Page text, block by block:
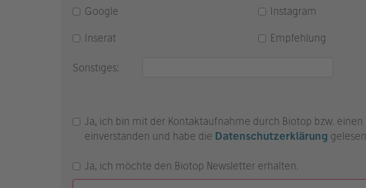
Google Instagram
Inserat Empfehlung
Sonstiges:
Ja, ich bin mit der Kontaktaufnahme durch Biotop bzw.
einverstanden und habe die Datenschutzerklärung
Ja, ich möchte den Biotop Newsletter erhalten.